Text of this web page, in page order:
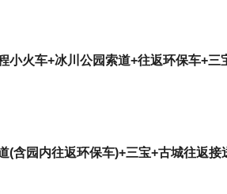
小火车+冰川公园索道+往返环保车+
(含园内往返环保车)+三宝+古城往返接